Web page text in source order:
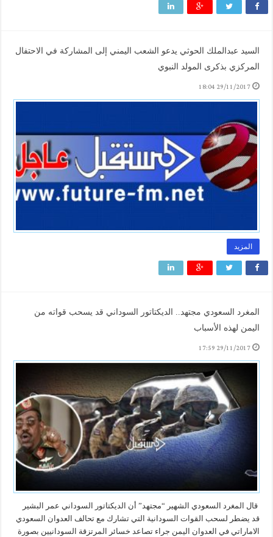
السيد عبدالملك الحوثي يدعو الشعب اليمني إلى المشاركة في الاحتفال
المركزي بذكرى المولد النبوي
29/11/2017 18:04
المزيد
المغرد السعودي مجتهد.. الديكتاتور السوداني قد يسحب قواته من
اليمن لهذه الأسباب
29/11/2017 17:59
قال المغرد السعودي الشهير “مجتهد” أن الديكتاتور السوداني عمر البشير
قد يضطر لسحب القوات السودانية التي تشارك مع تحالف العدوان السعودي
الاماراتي في العدوان اليمن جراء تصاعد خسائر المرتزقة السودانيين بصورة